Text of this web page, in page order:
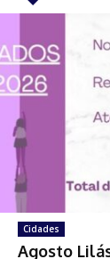
Cidades
Agosto